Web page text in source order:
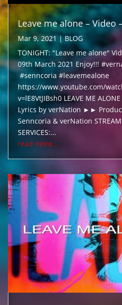
Leave me alone – Video
Mar 9, 2021|BLOG
TONIGHT: "Leave me alone"
09th March 2021 Enjoy!!!
#senncoria #leavemealone
https://www.youtube.com/
v=lE8VtJIBsh0 LEAVE ME
Lyrics by verNation ►►
Senncoria & verNation
SERVICES:...
read more...